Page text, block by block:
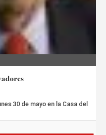
30 de mayo en la Casa del